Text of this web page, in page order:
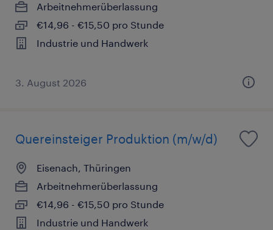
Arbeitnehmerüberlassung
€14,96 - €15,50 pro Stunde
Industrie und Handwerk
3. August 2026
Quereinsteiger Produktion (m/w/d)
Eisenach, Thüringen
Arbeitnehmerüberlassung
€14,96 - €15,50 pro Stunde
Industrie und Handwerk